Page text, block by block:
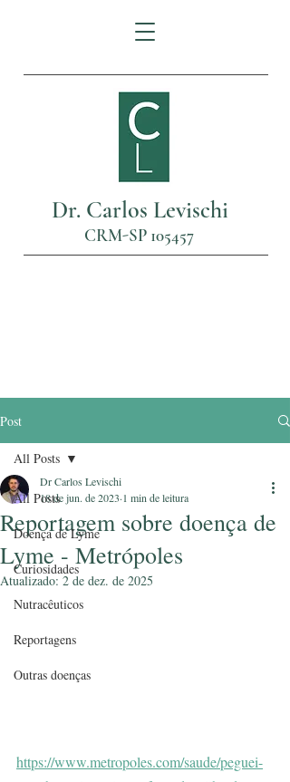
Dr. Carlos Levischi
CRM-SP 105457
Post
All Posts
Doença de Lyme
Curiosidades
Nutracêuticos
Reportagens
Outras doenças
All Posts
Reportagem sobre doença de
Lyme - Metrópoles
Dr Carlos Levischi
18 de jun. de 2023 1 min de leitura
Atualizado: 2 de dez. de 2025
https://www.metropoles.com/saude/peguei-